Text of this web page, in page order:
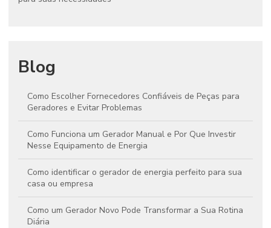
Blog
Como Escolher Fornecedores Confiáveis de Peças para
Geradores e Evitar Problemas
Como Funciona um Gerador Manual e Por Que Investir
Nesse Equipamento de Energia
Como identificar o gerador de energia perfeito para sua
casa ou empresa
Como um Gerador Novo Pode Transformar a Sua Rotina
Diária